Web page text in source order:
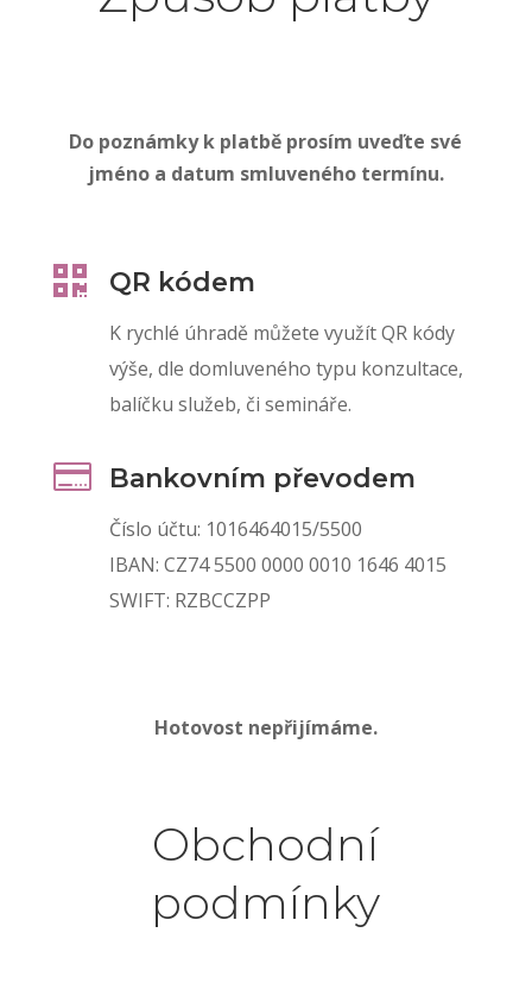
Do poznámky k platbě prosím uveďte své
jméno a datum smluveného termínu.
 QR kódem
K rychlé úhradě můžete využít QR kódy
výše, dle domluveného typu konzultace,
balíčku služeb, či semináře.
 Bankovním převodem
Číslo účtu: 1016464015/5500
IBAN: CZ74 5500 0000 0010 1646 4015
SWIFT: RZBCCZPP
Hotovost nepřijímáme.
Obchodní
podmínky